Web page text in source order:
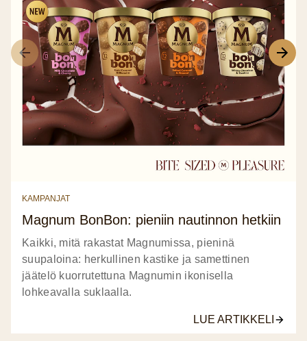
KAMPANJAT
Magnum BonBon: pieniin nautinnon hetkiin
Kaikki, mitä rakastat Magnumissa, pieninä
suupaloina: herkullinen kastike ja samettinen
jäätelö kuorrutettuna Magnumin ikonisella
lohkeavalla suklaalla.
LUE ARTIKKELI